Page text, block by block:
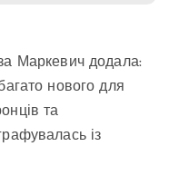
Маркевич додала:
нового для
та
із